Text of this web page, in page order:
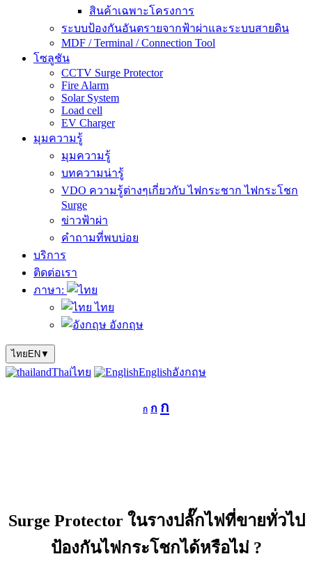
สินค้าเฉพาะโครงการ
ระบบป้องกันอันตรายจากฟ้าผ่าและระบบสายดิน
MDF / Terminal / Connection Tool
โซลูชัน
CCTV Surge Protector
Fire Alarm
Solar System
Load cell
EV Charger
มุมความรู้
มุมความรู้
บทความน่ารู้
VDO ความรู้ต่างๆเกี่ยวกับ ไฟกระชาก ไฟกระโชก
Surge
ข่าวฟ้าผ่า
คำถามที่พบบ่อย
บริการ
ติดต่อเรา
ภาษา:
ไทย
อังกฤษ
ไทย EN ▼
Thaiไทย Englishอังกฤษ
กfont
size.
ก
Reset
font
ก
font
Surge Protector ในรางปลั๊กไฟที่ขายทั่วไป
ป้องกันไฟกระโชกได้หรือไม่ ?